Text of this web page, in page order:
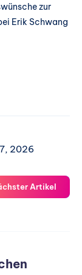
zur
Erik Schwang
2026
Artikel